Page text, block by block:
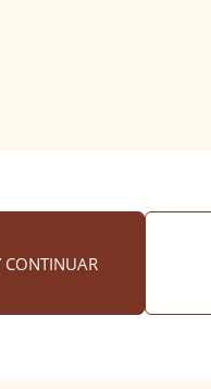
CONTINUAR